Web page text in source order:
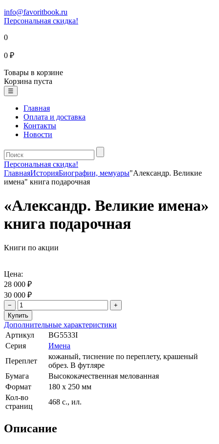
info@favoritbook.ru
Персональная скидка!
0
0 ₽
Товары в корзине
Корзина пуста
☰
Главная
Оплата и доставка
Контакты
Новости
Персональная скидка!
ГлавнаяИсторияБиографии, мемуары"Александр. Великие
имена" книга подарочная
«Александр. Великие имена»
книга подарочная
Книги по акции
Цена:
28 000 ₽
30 000 ₽
− +
Дополнительные характеристики
Артикул
BG5533I
Серия
Имена
Переплет
кожаный, тиснение по переплету, крашеный
обрез. В футляре
Бумага
Высококачественная мелованная
Формат
180 х 250 мм
Кол-во
страниц
468 с., ил.
Описание